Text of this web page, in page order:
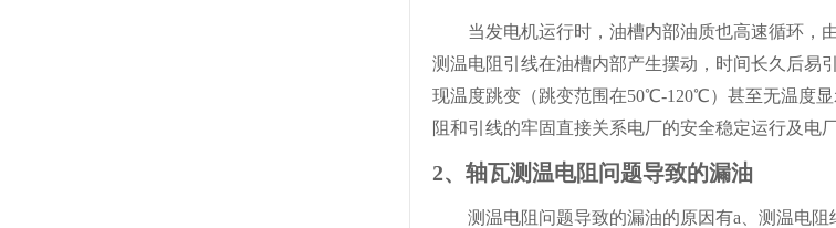
当发电机运行时，油槽内部油质也高速循环，
测温电阻引线在油槽内部产生摆动，时间长久后易
现温度跳变（跳变范围在50℃-120℃）甚至无温度
阻和引线的牢固直接关系电厂的安全稳定运行及电
2、轴瓦测温电阻问题导致的漏油
测温电阻问题导致的漏油的原因有a、测温电阻